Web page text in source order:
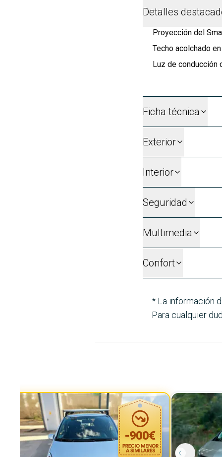
Detalles
Proyección del
Techo acolchado
Luz de conducción
Ficha técnica
Exterior
Interior
Seguridad
Multimedia
Confort
* La información
Para cualquier
-900€